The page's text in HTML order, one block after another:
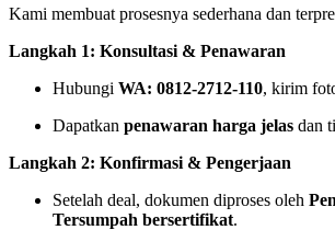
Kami membuat prosesnya sederhana dan
Langkah 1: Konsultasi & Penawaran
Hubungi WA: 0812-2712-110, kirim
Dapatkan penawaran harga jelas dan
Langkah 2: Konfirmasi & Pengerjaan
Setelah deal, dokumen diproses oleh
Tersumpah bersertifikat.